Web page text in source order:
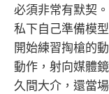
必須非常有默契
私下自己準備模
開始練習掏槍的
動作，射向媒體
久間大介，還當